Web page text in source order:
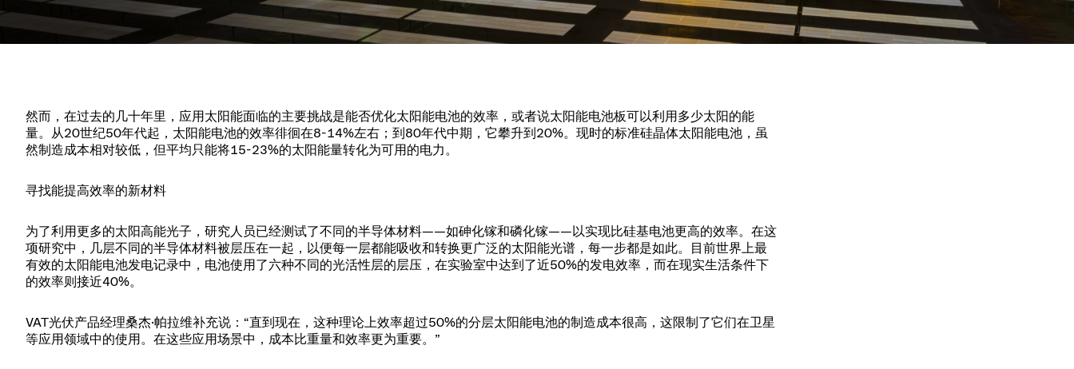
快关 / 束流阻挡器阀
真空全金属阀
下载文件
然而，在过去的几十年里，应用太阳能面临的主要挑战是能否优化太阳能电池的效率，或者说太阳能电池板可以利用多少太阳的能
量。从20世纪50年代起，太阳能电池的效率徘徊在8-14%左右；到80年代中期，它攀升到20%。现时的标准硅晶体太阳能电池，虽
然制造成本相对较低，但平均只能将15-23%的太阳能量转化为可用的电力。
寻找能提高效率的新材料
为了利用更多的太阳高能光子，研究人员已经测试了不同的半导体材料——如砷化镓和磷化镓——以实现比硅基电池更高的效率。在这
项研究中，几层不同的半导体材料被层压在一起，以便每一层都能吸收和转换更广泛的太阳能光谱，每一步都是如此。目前世界上最
有效的太阳能电池发电记录中，电池使用了六种不同的光活性层的层压，在实验室中达到了近50%的发电效率，而在现实生活条件下
的效率则接近40%。
VAT光伏产品经理桑杰·帕拉维补充说：“直到现在，这种理论上效率超过50%的分层太阳能电池的制造成本很高，这限制了它们在卫星
等应用领域中的使用。在这些应用场景中，成本比重量和效率更为重要。”